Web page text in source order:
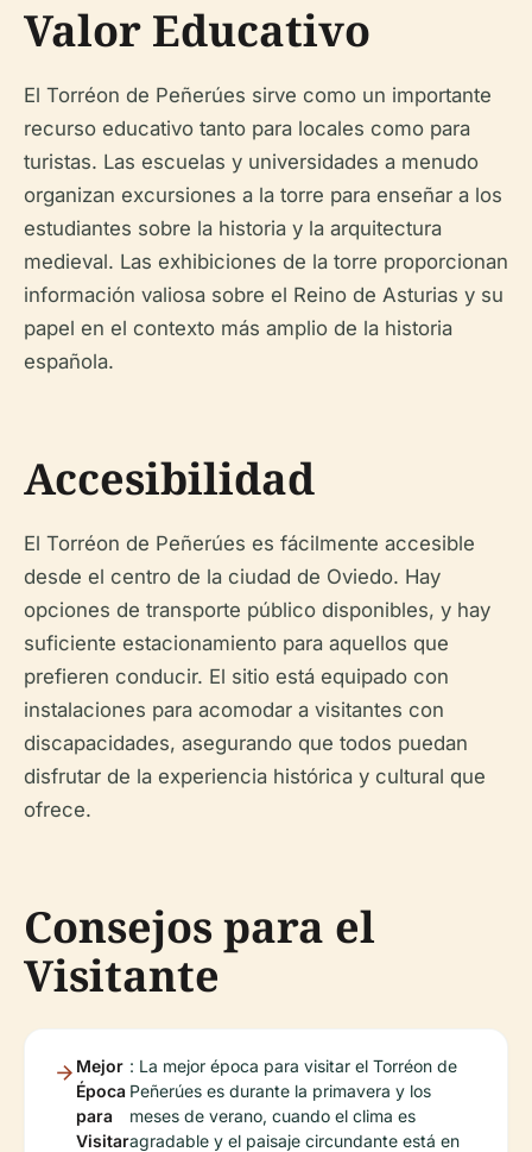
Valor Educativo
El Torréon de Peñerúes sirve como un importante
recurso educativo tanto para locales como para
turistas. Las escuelas y universidades a menudo
organizan excursiones a la torre para enseñar a los
estudiantes sobre la historia y la arquitectura
medieval. Las exhibiciones de la torre proporcionan
información valiosa sobre el Reino de Asturias y su
papel en el contexto más amplio de la historia
española.
Accesibilidad
El Torréon de Peñerúes es fácilmente accesible
desde el centro de la ciudad de Oviedo. Hay
opciones de transporte público disponibles, y hay
suficiente estacionamiento para aquellos que
prefieren conducir. El sitio está equipado con
instalaciones para acomodar a visitantes con
discapacidades, asegurando que todos puedan
disfrutar de la experiencia histórica y cultural que
ofrece.
Consejos para el
Visitante
Mejor
Época
para
Visitar
: La mejor época para visitar el Torréon de
Peñerúes es durante la primavera y los
meses de verano, cuando el clima es
agradable y el paisaje circundante está en